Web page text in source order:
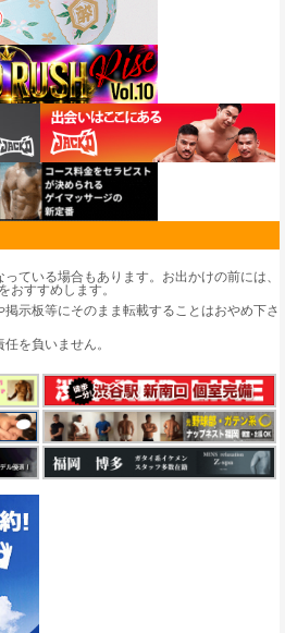
ている場合もあります。お出かけの前には、
おすすめします。
示板等にそのまま転載することはおやめ下さ
を負いません。